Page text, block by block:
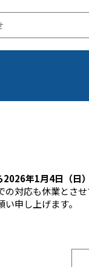
年1月4日（日）
対応も休業とさ
申し上げます。